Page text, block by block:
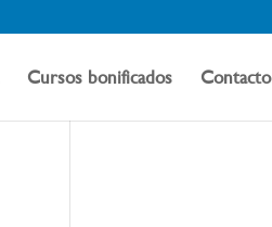
Cursos bonificados Contacto